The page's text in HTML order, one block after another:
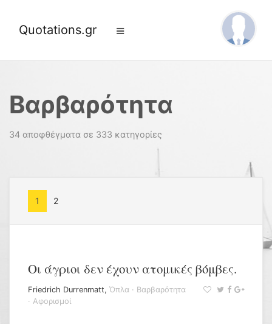
Quotations.gr
Βαρβαρότητα
34 αποφθέγματα σε 333 κατηγορίες
1 2
Οι άγριοι δεν έχουν ατομικές βόμβες.
Friedrich Durrenmatt, Όπλα · Βαρβαρότητα
· Αφορισμοί